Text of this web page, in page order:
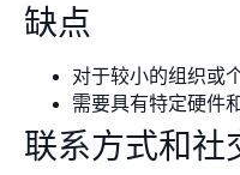
缺点
对于较小的组织或
需要具有特定硬件
联系方式和社